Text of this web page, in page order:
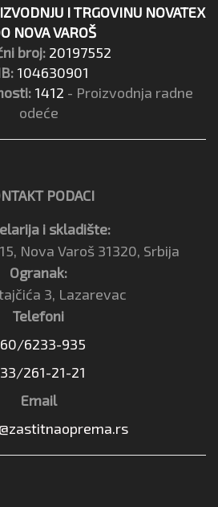
I TRGOVINU NOVATEX
NOVA VAROŠ
broj: 20197552
104630901
1412 - Proizvodnja radne
odeće
PODACI
i skladište:
Nova Varoš 31320, Srbija
Ogranak:
3, Lazarevac
Telefoni
6233-935
261-21-21
Email